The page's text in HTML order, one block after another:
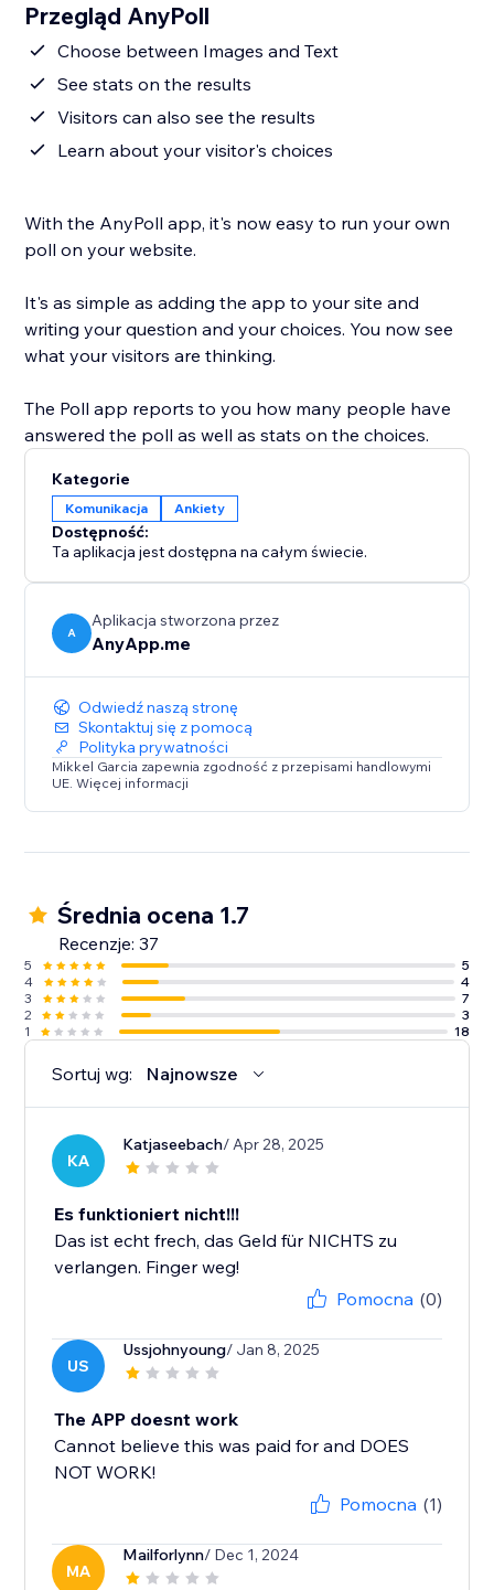
Przegląd AnyPoll
Choose between Images and Text
See stats on the results
Visitors can also see the results
Learn about your visitor's choices
With the AnyPoll app, it's now easy to run your own
poll on your website.
It's as simple as adding the app to your site and
writing your question and your choices. You now see
what your visitors are thinking.
The Poll app reports to you how many people have
answered the poll as well as stats on the choices.
Kategorie
Komunikacja Ankiety
Dostępność:
Ta aplikacja jest dostępna na całym świecie.
A
Aplikacja stworzona przez
AnyApp.me
Odwiedź naszą stronę
Skontaktuj się z pomocą
Polityka prywatności
Mikkel Garcia zapewnia zgodność z przepisami handlowymi
UE. Więcej informacji
Średnia ocena 1.7
Recenzje: 37
5
5
4
4
3
7
2
3
1
18
Sortuj wg: Najnowsze
KA
Katjaseebach/ Apr 28, 2025
Es funktioniert nicht!!!
Das ist echt frech, das Geld für NICHTS zu
verlangen. Finger weg!
Pomocna (0)
US
Ussjohnyoung/ Jan 8, 2025
The APP doesnt work
Cannot believe this was paid for and DOES
NOT WORK!
Pomocna (1)
MA
Mailforlynn/ Dec 1, 2024